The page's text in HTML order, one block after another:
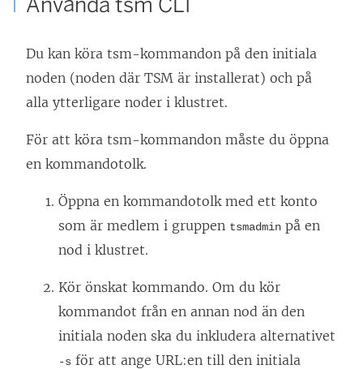
e
n
a
t
n
y
t
Du kan köra tsm-kommandon på den initiala
noden (noden där TSM är installerat) och på
alla ytterligare noder i klustret.
För att köra tsm-kommandon måste du öppna
en kommandotolk.
Öppna en kommandotolk med ett konto
som är medlem i gruppen tsmadmin på en
nod i klustret.
Kör önskat kommando. Om du kör
kommandot från en annan nod än den
initiala noden ska du inkludera alternativet
-s för att ange URL:en till den initiala